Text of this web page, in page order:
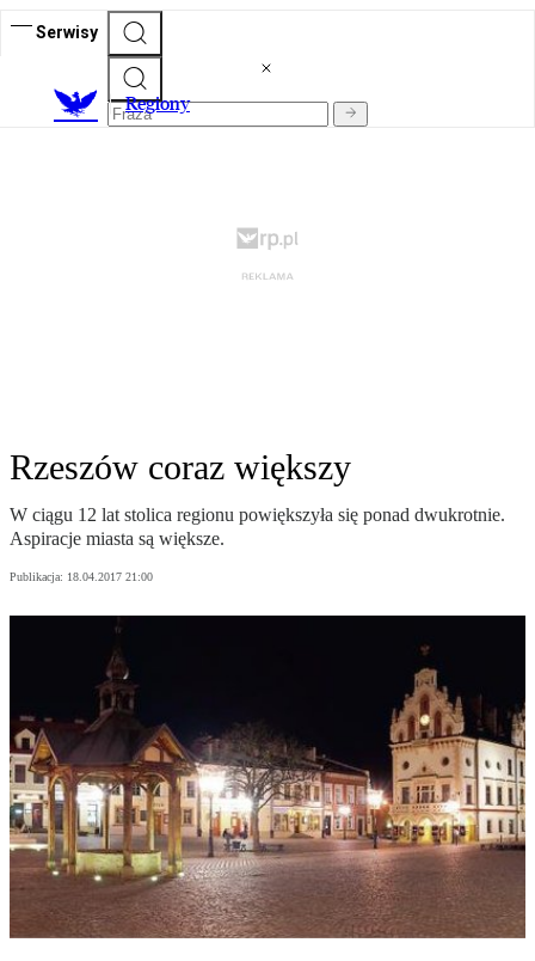
Serwisy
Regiony
Rzeszów coraz większy
W ciągu 12 lat stolica regionu powiększyła się ponad dwukrotnie.
Aspiracje miasta są większe.
Publikacja: 18.04.2017 21:00